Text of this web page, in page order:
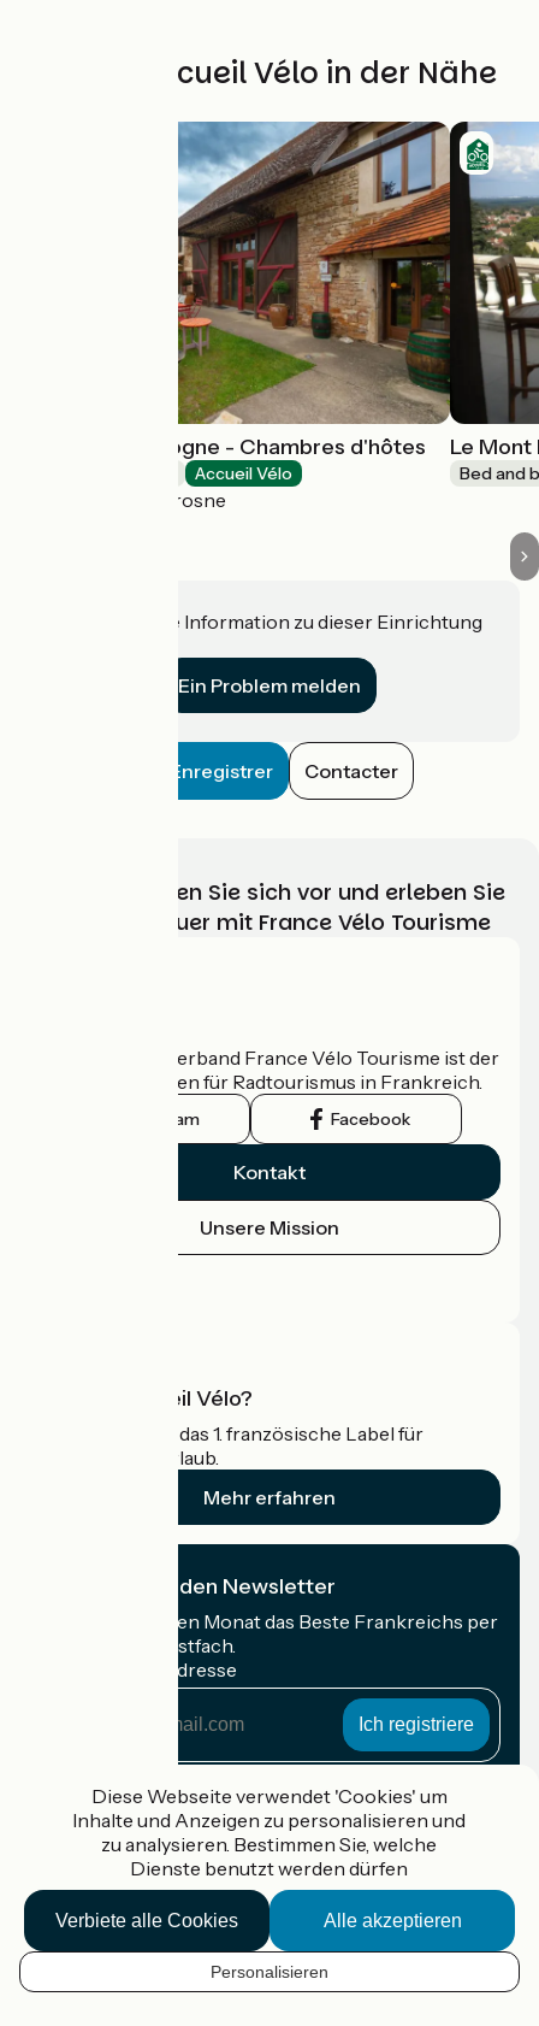
DE
Weitere Accueil Vélo in der Nähe
Bed and Bourgogne - Chambres d'hôtes
Accueil Vélo
Messey-sur-Grosne
Le Mont
Bed and
Haben Sie eine Information zu dieser Einrichtung
Ein Problem melden
Enregistrer Contacter
Wählen, bereiten Sie sich vor und erleben Sie
Ihr Radabenteuer mit France Vélo Tourisme
Der nationale Verband France Vélo Tourisme ist der
offizielle Leitfaden für Radtourismus in Frankreich.
Instagram Facebook
Kontakt
Unsere Mission
Was ist Accueil Vélo?
Accueil Vélo ist das 1. französische Label für
Radfahrer im Urlaub.
Mehr erfahren
Ich abonniere den Newsletter
Erhalten Sie jeden Monat das Beste Frankreichs per
Rad in Ihrem Postfach.
Meine E-Mail-Adresse
Adresse
Gefördert im Rahmen von Destination France
Accueil Vélo Pro
Kontakt
Rechtliche Informationen
Diese Webseite verwendet 'Cookies' um
Inhalte und Anzeigen zu personalisieren und
zu analysieren. Bestimmen Sie, welche
Dienste benutzt werden dürfen
Alle akzeptieren
Verbiete alle Cookies
Personalisieren